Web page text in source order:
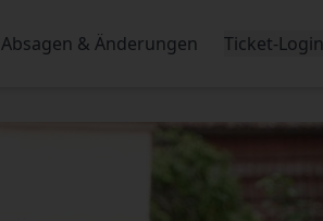
Absagen & Änderungen Ticket-Login